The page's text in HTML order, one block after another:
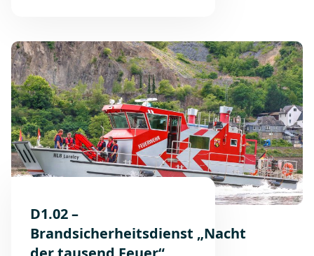
D1.02 –
Brandsicherheitsdienst „Nacht